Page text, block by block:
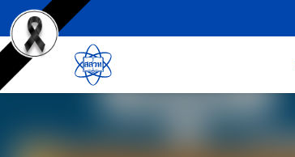
ข้ามไปยังเนื้อหาหลัก
เครื่องมือช่วยเหลือ